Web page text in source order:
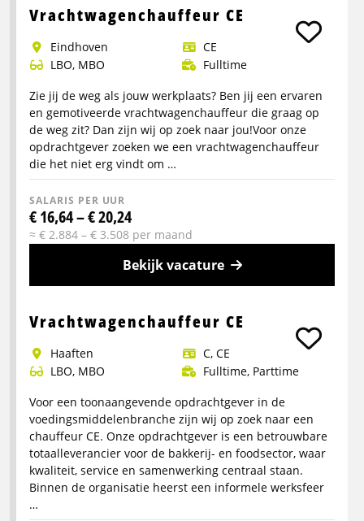
info
Portaalwagen
Chauffeur
Vrachtwagenchauffeur CE
Eindhoven
CE
LBO, MBO
Fulltime
Zie jij de weg als jouw werkplaats? Ben jij een ervaren
en gemotiveerde vrachtwagenchauffeur die graag op
de weg zit? Dan zijn wij op zoek naar jou!Voor onze
opdrachtgever zoeken we een vrachtwagenchauffeur
die het niet erg vindt om …
SALARIS PER UUR
€ 16,64 – € 20,24
≈ € 2.884 – € 3.508 per maand
Bekijk vacature
info
Vrachtwagenchauffeur
CE
Vrachtwagenchauffeur CE
Haaften
C, CE
LBO, MBO
Fulltime, Parttime
Voor een toonaangevende opdrachtgever in de
voedingsmiddelenbranche zijn wij op zoek naar een
chauffeur CE. Onze opdrachtgever is een betrouwbare
totaalleverancier voor de bakkerij- en foodsector, waar
kwaliteit, service en samenwerking centraal staan.
Binnen de organisatie heerst een informele werksfeer
…